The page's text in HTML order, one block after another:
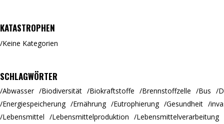
KATASTROPHEN
Keine Kategorien
SCHLAGWÖRTER
Abwasser Biodiversität Biokraftstoffe Brennstoffzelle Bus
Energiespeicherung
Ernährung Eutrophierung Gesundheit
Lebensmittel
Lebensmittelproduktion
Lebensmittelverarbeitung